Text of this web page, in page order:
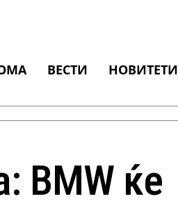
ВЕСТИ НОВИТЕТИ
BMW ќе